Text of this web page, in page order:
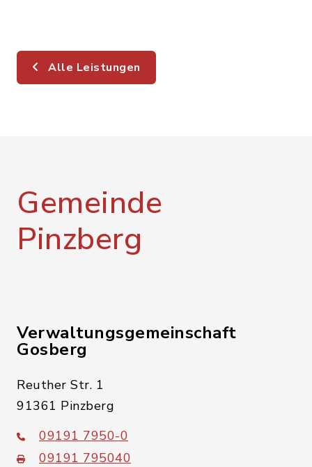
Alle Leistungen
Gemeinde
Pinzberg
Verwaltungsgemeinschaft
Gosberg
Reuther Str. 1
91361 Pinzberg
09191 7950-0
09191 795040